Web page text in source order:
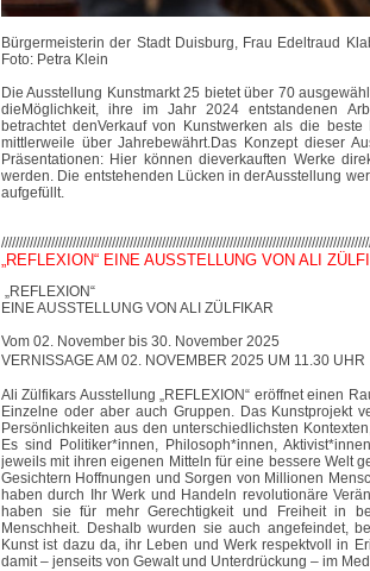
Bürgermeisterin der Stadt Duisburg, Frau Edeltraud
Foto: Petra Klein
Die Ausstellung Kunstmarkt 25 bietet über 70
dieMöglichkeit, ihre im Jahr 2024 entstandenen
betrachtet denVerkauf von Kunstwerken als die
mittlerweile über Jahrebewährt.Das Konzept dieser
Präsentationen: Hier können dieverkauften Werke
werden. Die entstehenden Lücken in derAusstellung
aufgefüllt.
//////////////////////////////
„REFLEXION“ EINE AUSSTELLUNG VON ALI
„REFLEXION“
EINE AUSSTELLUNG VON ALI ZÜLFIKAR
Vom 02. November bis 30. November 2025
VERNISSAGE AM 02. NOVEMBER 2025 UM 11.30 UHR
Ali Zülfikars Ausstellung „REFLEXION“ eröffnet einen
Einzelne oder aber auch Gruppen. Das Kunstprojekt
Persönlichkeiten aus den unterschiedlichsten
Es sind Politiker*innen, Philosoph*innen,
jeweils mit ihren eigenen Mitteln für eine bessere Welt
Gesichtern Hoffnungen und Sorgen von Millionen
haben durch Ihr Werk und Handeln revolutionäre
haben sie für mehr Gerechtigkeit und Freiheit in
Menschheit. Deshalb wurden sie auch angefeindet,
Kunst ist dazu da, ihr Leben und Werk respektvoll in
damit – jenseits von Gewalt und Unterdrückung – im